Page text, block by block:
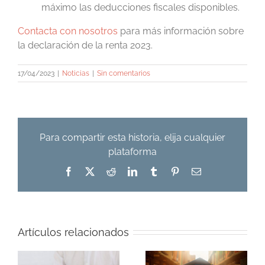
máximo las deducciones fiscales disponibles.
Contacta con nosotros para más información sobre
la declaración de la renta 2023.
17/04/2023 Noticias Sin comentarios
Para compartir esta historia, elija cualquier
plataforma
Facebook RedditLinkedInTumblr PinterestCorreo
Artículos relacionados